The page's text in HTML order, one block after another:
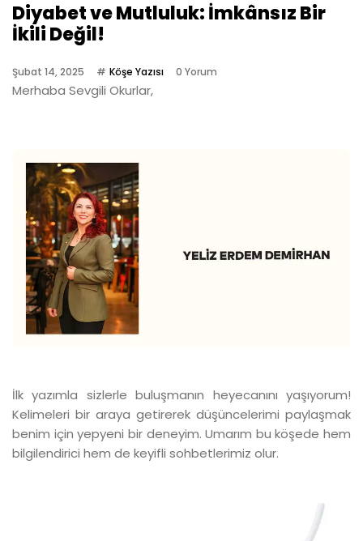
Diyabet ve Mutluluk: İmkânsız Bir
İkili Değil!
Şubat 14, 2025 Köşe Yazısı 0 Yorum
Merhaba Sevgili Okurlar,
İlk yazımla sizlerle buluşmanın heyecanını yaşıyorum!
Kelimeleri bir araya getirerek düşüncelerimi paylaşmak
benim için yepyeni bir deneyim. Umarım bu köşede hem
bilgilendirici hem de keyifli sohbetlerimiz olur.